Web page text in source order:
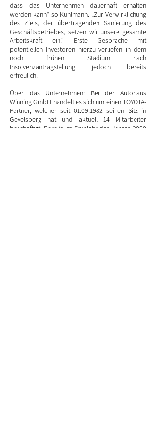
dass das Unternehmen dauerhaft erhalten
werden kann“ so Kuhlmann. „Zur Verwirklichung
des Ziels, der übertragenden Sanierung des
Geschäftsbetriebes, setzen wir unsere gesamte
Arbeitskraft ein.“ Erste Gespräche mit
potentiellen Investoren hierzu verliefen in dem
noch frühen Stadium nach
Insolvenzantragstellung jedoch bereits
erfreulich.
Über das Unternehmen: Bei der Autohaus
Winning GmbH handelt es sich um einen TOYOTA-
Partner, welcher seit 01.09.1982 seinen Sitz in
Gevelsberg hat und aktuell 14 Mitarbeiter
beschäftigt. Bereits im Frühjahr des Jahres 2000